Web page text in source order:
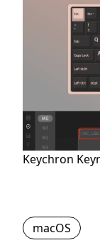
Keychron
macOS